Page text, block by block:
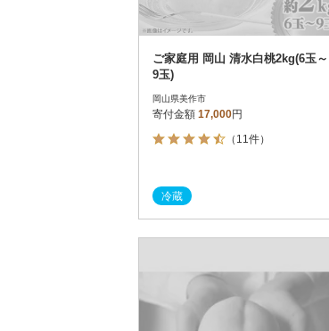
ご家庭用 岡山 清水白桃2kg(6玉～
9玉)
岡山県美作市
寄付金額 17,000円
（11件）
冷蔵